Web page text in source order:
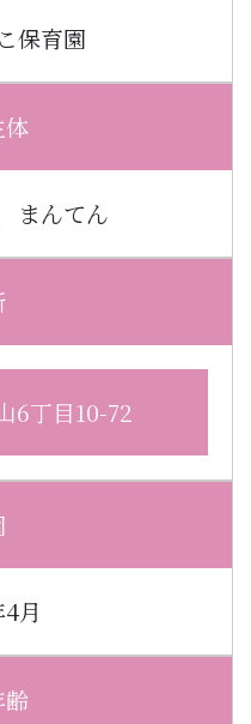
保育園
体
まんてん
6丁目10-72
月
齢